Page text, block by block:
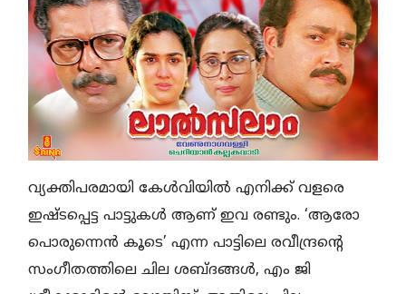
വ്യക്തിപരമായി കേൾവിയിൽ എനിക്ക് വളരെ
ഇഷ്ടപ്പെട്ട പാട്ടുകൾ ആണ് ഇവ രണ്ടും. ‘ആരോ
പൊരുന്നെൻ കൂടെ’ എന്ന പാട്ടിലെ രവീന്ദ്രന്റെ
സംഗീതത്തിലെ ചില ശബ്ദങ്ങൾ, എം ജി